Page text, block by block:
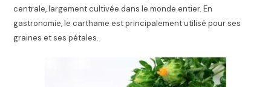
centrale, largement cultivée dans le monde entier. En
gastronomie, le carthame est principalement utilisé pour ses
graines et ses pétales.